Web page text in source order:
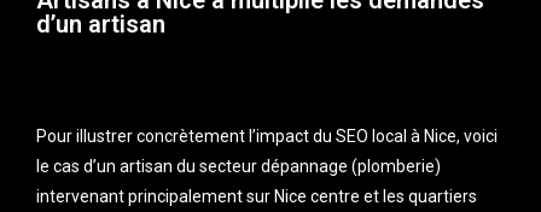
d’un artisan
Pour illustrer concrètement l’impact du SEO local à Nice, voici
le cas d’un artisan du secteur dépannage (plomberie)
intervenant principalement sur Nice centre et les quartiers